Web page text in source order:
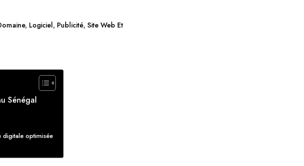
, Logiciel, Publicité, Site Web Et
Sénégal
digitale optimisée